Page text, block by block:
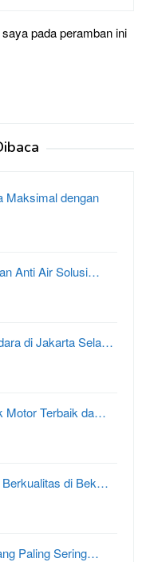
pada peramban ini
Maksimal dengan
Anti Air Solusi…
di Jakarta Sela…
Motor Terbaik da…
di Bek…
Paling Sering…